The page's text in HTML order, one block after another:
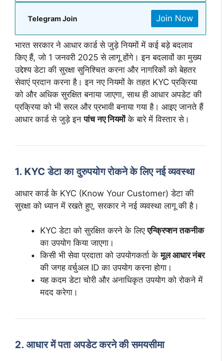
Telegram Join Join Now
भारत सरकार ने आधार कार्ड से जुड़े नियमों में कई बड़े बदलाव
किए हैं, जो 1 जनवरी 2025 से लागू होंगे। इन बदलावों का मुख्य
उद्देश्य डेटा की सुरक्षा सुनिश्चित करना और नागरिकों को बेहतर
सेवाएं प्रदान करना है। इन नए नियमों के तहत KYC प्रक्रिया
को और अधिक सुरक्षित बनाया जाएगा, साथ ही आधार अपडेट की
प्रक्रिया को भी सरल और प्रभावी बनाया गया है। आइए जानते हैं
आधार कार्ड से जुड़े इनपांच नए नियमोंके बारे में विस्तार से।
1. KYC डेटा का दुरुपयोग रोकने के लिए नई व्यवस्था
आधार कार्ड के KYC (Know Your Customer) डेटा की
सुरक्षा को ध्यान में रखते हुए, सरकार ने नई व्यवस्था लागू की है।
KYC डेटा को सुरक्षित करने के लिएएन्क्रिप्शन तकनीक
का उपयोग किया जाएगा।
किसी भी सेवा प्रदाता को उपयोगकर्ता केमूल आधार नंबर
की जगह वर्चुअल ID का उपयोग करना होगा।
यह कदम डेटा चोरी और अनाधिकृत उपयोग को रोकने में
मदद करेगा।
2. आधार में पता अपडेट करने की समयसीमा